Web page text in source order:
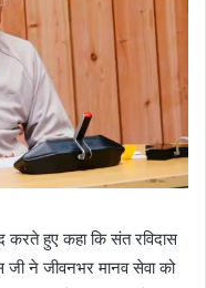
करते हुए कहा कि संत रविदास
जी ने जीवनभर मानव सेवा को